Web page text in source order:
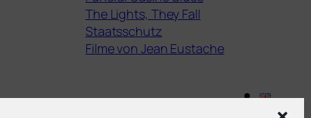
The Lights, They Fall
Staatsschutz
Filme von Jean Eustache